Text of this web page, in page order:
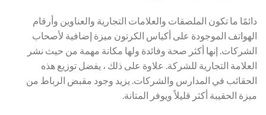
دائمًا ما تكون الملصقات والعلامات التجارية والعناوين وأرقام
الهواتف الموجودة على أكياس الكرتون ميزة إضافية لأصحاب
الشركات. إنها أكثر صحة وفائدة ولها مكانة مهمة من حيث نشر
العلامة التجارية للشركة. علاوة على ذلك ، يفضل توزيع هذه
الحقائب في المدارس والشركات. يزيد وجود مقبض الرباط من
ميزة الحقيبة أكثر قليلاً ويوفر المتانة.